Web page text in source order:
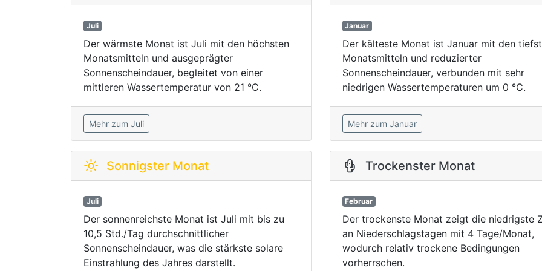
Juli
Der wärmste Monat ist Juli mit den höchsten
Monatsmitteln und ausgeprägter
Sonnenscheindauer, begleitet von einer
mittleren Wassertemperatur von 21 °C.
Mehr zum Juli
Januar
Der kälteste Monat ist Januar mit den
Monatsmitteln und reduzierter
Sonnenscheindauer, verbunden mit sehr
niedrigen Wassertemperaturen um 0 °C.
Mehr zum Januar
Sonnigster Monat
Juli
Der sonnenreichste Monat ist Juli mit bis zu
10,5 Std./Tag durchschnittlicher
Sonnenscheindauer, was die stärkste solare
Einstrahlung des Jahres darstellt.
Trockenster Monat
Februar
Der trockenste Monat zeigt die niedrigste
an Niederschlagstagen mit 4 Tage/Monat,
wodurch relativ trockene Bedingungen
vorherrschen.